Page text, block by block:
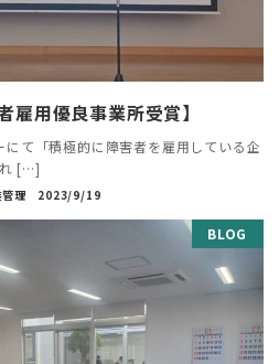
雇用優良事業所受賞】
て「積極的に障害者を雇用している企
れ […]
理 2023/9/19
BLOG